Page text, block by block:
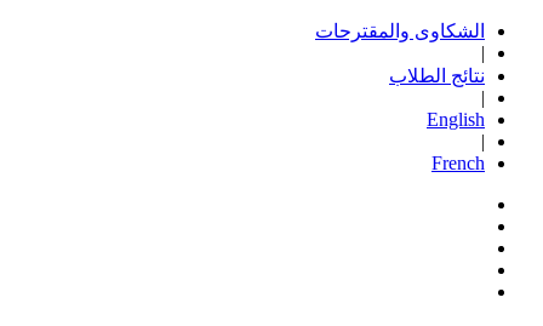
الشكاوى والمقترحات
|
نتائج الطلاب
|
English
|
French